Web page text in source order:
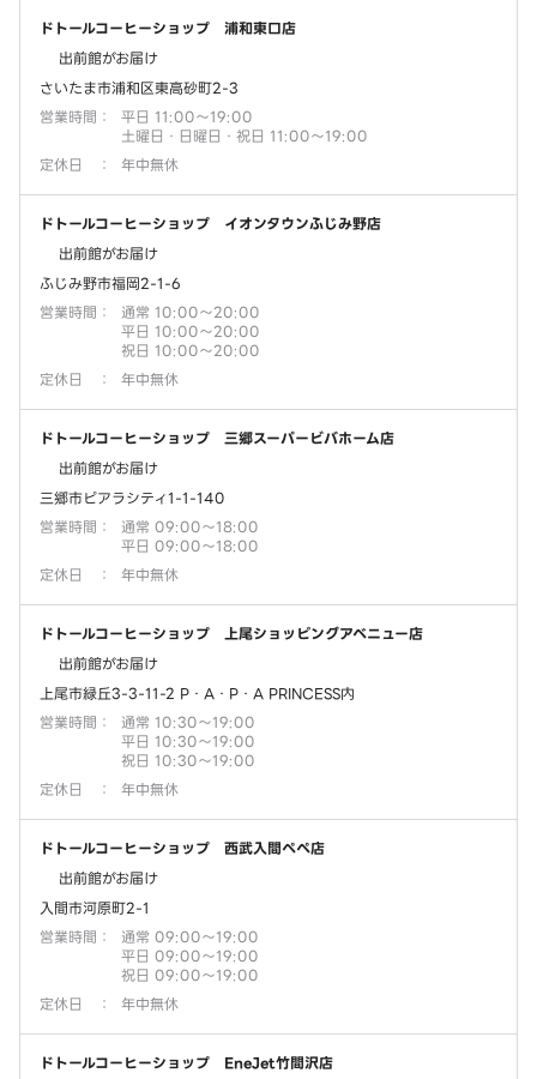
ドトールコーヒーショップ 浦和東口店
出前館がお届け
さいたま市浦和区東高砂町2-3
営業時間 ：
平日 11:00～19:00
土曜日・日曜日・祝日 11:00～19:00
定休日
： 年中無休
ドトールコーヒーショップ イオンタウンふじみ野店
出前館がお届け
ふじみ野市福岡2-1-6
営業時間 ：
通常 10:00～20:00
平日 10:00～20:00
祝日 10:00～20:00
定休日
： 年中無休
ドトールコーヒーショップ 三郷スーパービバホーム店
出前館がお届け
三郷市ピアラシティ1-1-140
営業時間 ：
通常 09:00～18:00
平日 09:00～18:00
定休日
： 年中無休
ドトールコーヒーショップ 上尾ショッピングアベニュー店
出前館がお届け
上尾市緑丘3-3-11-2 P・A・P・A PRINCESS内
営業時間 ：
通常 10:30～19:00
平日 10:30～19:00
祝日 10:30～19:00
定休日
： 年中無休
ドトールコーヒーショップ 西武入間ペペ店
出前館がお届け
入間市河原町2-1
営業時間 ：
通常 09:00～19:00
平日 09:00～19:00
祝日 09:00～19:00
定休日
： 年中無休
ドトールコーヒーショップ EneJet竹間沢店